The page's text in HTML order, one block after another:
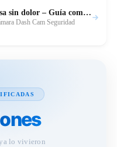
Eliminar verrugas en casa sin dolor – Guía completa
Dash Cam Seguridad
lo vivieron